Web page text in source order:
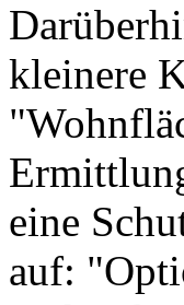
kleinere
eine
auf: